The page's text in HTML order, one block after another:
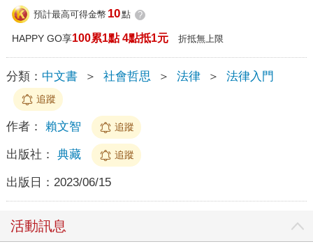
預計最高可得金幣 10點 ?
HAPPY GO享100累1點 4點抵1元 折抵無上限
分類： 中文書 ＞ 社會哲思 ＞ 法律 ＞ 法律入門
追蹤
作者： 賴文智 追蹤
出版社： 典藏 追蹤
出版日： 2023/06/15
活動訊息